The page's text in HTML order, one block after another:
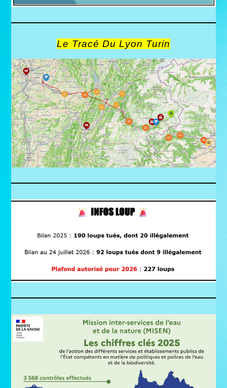
Le Tracé Du Lyon Turin